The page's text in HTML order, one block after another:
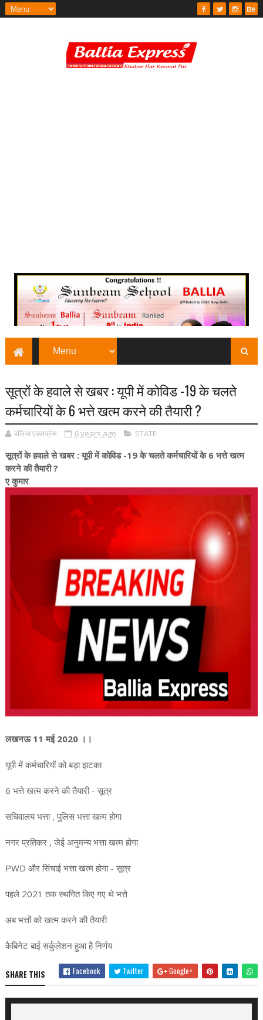
सूत्रों के हवाले से खबर : यूपी में कोविड -19 के चलते
कर्मचारियों के 6 भत्ते खत्म करने की तैयारी ?
बलिया एक्सप्रेस 6 years ago STATE
सूत्रों के हवाले से खबर : यूपी में कोविड -19 के चलते कर्मचारियों के 6 भत्ते खत्म
करने की तैयारी ?
ए कुमार
लखनऊ 11 मई 2020 ।।
यूपी में कर्मचारियों को बड़ा झटका
6 भत्ते खत्म करने की तैयारी - सूत्र
सचिवालय भत्ता , पुलिस भत्ता खत्म होगा
नगर प्रतिकर , जेई अनुमन्य भत्ता खत्म होगा
PWD और सिंचाई भत्ता खत्म होगा - सूत्र
पहले 2021 तक स्थगित किए गए थे भत्ते
अब भत्तों को खत्म करने की तैयारी
कैबिनेट बाई सर्कुलेशन हुआ है निर्णय
SHARE THIS Facebook Twitter Google+